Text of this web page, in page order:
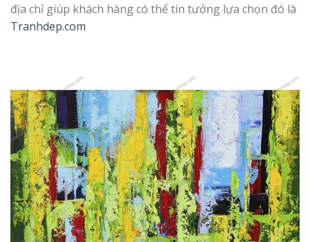
địa chỉ giúp khách hàng có thể tin tưởng lựa chọn đó là
Tranhdep.com